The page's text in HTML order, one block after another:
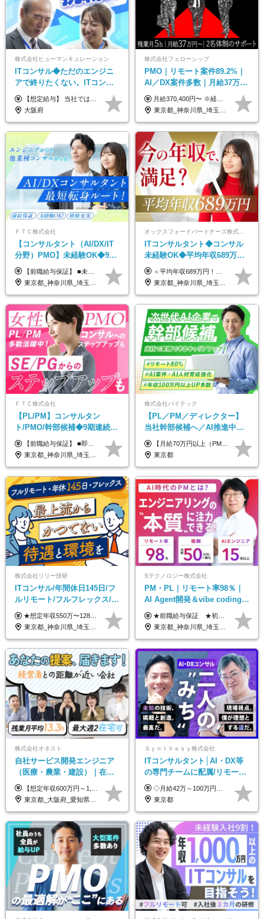
株式会社ヒューマンキュレーション
ITコンサル◆ただのエンジニ
アで終りたくない。ITコンサ
ル・PMに挑戦出来る！成長中
の次世代IT企業
【想定給与】 当社では、すべてのプロジェクトで受注単価を完全開示。 給与はその単価に連動し、還元率は80％以上を保証しています。 経験・スキル・貢献度に応じて報酬を正当に評価し、前職年収の保証も行っています。 ■正社員 月給35万円以上＋賞与年2回（みなし残業20h分含む） ◇試用期間は3ヶ月（期間中の待遇に変更なし） ◇みなし残業は案件先によって異なります。詳細は面談にてご説明致します。 ※経験・スキルを考慮し優遇 年収例： ・29歳女性／年収700万円（開発→上流転向） ・38歳男性／年収1,100万円（PMO・マネジメント） ・47歳男性／年収1,300万円（ITコンサル・高裁量案件）
大阪府
株式会社フェローシップ
PMO｜リモート案件89.2%｜
AI／DX案件多数｜月給37万円
～｜300万円の年収UP事例有
｜PMO経験不問
月給370,400円〜 ※経験やスキルを考慮し、決定いたします ※上記金額には固定残業代（30時間分/70,400円～）を含みます。超過分は別途全額支給いたします ※試用期間6カ月あり（期間中の給与・待遇に差異はありません） ★想定年収4,444,800円～ ★50万円～300万円の年収UP事例があります！
東京都_神奈川県_埼玉県_千葉県
ＦＴＣ株式会社
【コンサルタント（AI/DX/IT
分野）PMO】未経験OK◆9期
連続大幅増益！AI企業へ進化
中◆ポジション多数
【前職給与保証】 ■未経験者： 月給30万円～35万円 ■ローキャリア（経験目安1年程度）： 月給35万円～40万円 ■経験者（経験目安3年以上）： 月給40万円～60万円 ■即戦力（経験目安5年以上）： 月給45万円～80万円 ※上記金額には固定残業代30時間分 【未経験者5万5000円～7万3000円、 ローキャリア6万4000円～7万3000円、 経験者5万8000円～10万9000円、 即戦力8万2000円～14万5000円】を含みます。 ※30時間を超える場合は追加で全額支給します。 ※経験・能力・前職給与などを総合的に評価したうえでご納得いただけるよう個別決定。 未経験者の場合、前職給与とポテンシャルを査定のうえ決定いたします。 ※日本国内でのIT業界経験、または同等の実務経験と能力に応じて決定します。 ※前職給与は日本円かつ、日本国内での実績に基づき評価します。 【納得の評価システム】 ★クォーター毎に査定する評価制度導入！ 明確な評価基準で翌年度年収を上げましょう！ ★評価対象期間に在籍中のほとんどの社員が昇給し 年収アップを実現しています！ ★様々なインセンティブ制度を用意し多角的に正当評価しています！ ※試用期間6カ月（期間中の待遇等に差異なし）
東京都_神奈川県_埼玉県_千葉県
ITコンサルタント◆コンサル
未経験OK◆平均年収689万円
◆業界屈指の営業力でサポー
ト◆フルリモート可
＜平均年収689万円！！＞ ☆前給保証以上☆案件待機期間も給与保証あり☆ 月給40万円～150万円（固定残業代含む） ※経験や能力を考慮し決定します ※試用期間6ヶ月あり。条件や待遇に差異はありません ※上記には固定残業代（30時間分／7万6000円～）が含まれています。 ※超過分は時間外手当を別途支給。 【実際の給与例】 野原さん（35歳）※前職年収480万円 （Java／C#エンジニア ⇒ 業務系システム開発 ⇒ 要件定義・業務分析 ⇒ ITコンサル案件へ参画） ▼620万円（入社初年度） ・Web系業務システム開発（Java、C#） ・ 顧客折衝や開発チームとの調整 ・ 既存システムの改修・機能追加案件に従事 ▼780万円（入社2年目） ・ 金融機関向け業務系システムの要件定義・設計補助 ・ 開発チームと連携した業務分析・課題整理 ・小規模PMO支援案件への参画 ▼1,090万円（入社3年目） ・ 大手企業向けIT戦略・業務改革プロジェクトに参画 ・コンサルタントとして要件定義・業務改善提案・ベンダー調整を担当 ・ PMO／部分的PM業務も兼務し、上流工程での裁量を拡大
東京都_神奈川県_埼玉県_千葉県_大阪府_愛知県_北海道_青森県_岩手県_宮城県_秋田県_山形県_福島県_茨城県_栃木県_群馬県_新潟県_山梨県_長野県_富山県_石川県_福井県_静岡県_岐阜県_三重県_兵庫県_京都府_滋賀県_奈良県_和歌山県_広島県_岡山県_鳥取県_島根県_山口県_徳島県_香川県_愛媛県_高知県_福岡県_熊本県_佐賀県_長崎県_大分県_宮崎県_鹿児島県_沖縄県
ＦＴＣ株式会社
【PL/PM】コンサルタン
ト/PMO/幹部候補◆9期連続大
幅増益！10期目の成長＋安定
性【前給保証】
【前職給与保証】 ■即戦力（経験目安5年以上）： 月給45万円～80万円 ■経験者（経験目安3年以上）： 月給40万円～60万円 ■ローキャリア（経験目安1年程度）： 月給35万円～40万円 ■未経験者： 月給30万円～35万円 ※上記金額には固定残業代30時間分 【未経験者5万5000円～7万3000円、 ローキャリア6万4000円～7万3000円、 経験者5万8000円～10万9000円、 即戦力8万2000円～14万5000円】を含みます。 ※30時間を超える場合は追加で全額支給します。 ※経験・能力・前職給与などを総合的に評価したうえでご納得いただけるよう個別決定。 未経験者の場合、前職給与とポテンシャルを査定のうえ決定いたします。 ※日本国内でのIT業界経験、または同等の実務経験と能力に応じて決定します。 ※前職給与は日本円かつ、日本国内での実績に基づき評価します。 【納得の評価システム】 ★クォーター毎に査定する評価制度導入！ 明確な評価基準で翌年度年収を上げましょう！ ★評価対象期間に在籍中のほとんどの社員が昇給し 年収アップを実現しています！ ★様々なインセンティブ制度を用意し多角的に正当評価しています！ ※試用期間6カ月（期間中の待遇等に差異なし）
東京都_神奈川県_埼玉県_千葉県
株式会社バイテック
【PL／PM／ディレクター】
当社幹部候補へ／AI推進中！
目指せるAI人材／年収800万円
以上可／リモート80％
【月給70万円以上（PM）／想定年収840万円以上】 ★詳しくは下記をご参照ください！ ■SE/PL/テスト計画以降などの上流フェーズ 月給53万円以上 ※想定年収636万円以上 ■PM/ディレクター（管理職・幹部候補） 月給70万円以上 ※想定年収840万円以上 ※単価の変動により給与も随時更新（完全単価連動型） ※育成枠については個人の経験・能力を考慮し決定 ※超過勤務については別途残業手当を支給 【固定残業代について】 なし（残業代は、実際の労働時間に応じて別途全額支給）
東京都
株式会社リリー技研
ITコンサル/年間休日145日/フ
ルリモート/フルフレックス/残
業基本なし/全国からの応募
OK/特別休暇あり
★想定年収550万〜1289万円 ■契約社員 月給45.8万〜71.6万円 ★想定年収688万〜1611万円 ■正社員 月給57.3万〜89.5万円 ※給与は経験・スキルを考慮の上、決定します。 ※試用期間3ヶ月（その間の給与・待遇に差異はありません）期間は短縮の可能性あり ※残業代は別途全額支給します 【★評価について★】 弊社では、1〜7の7段階からなる等級制を導入しています。 【★昇給の仕組み★】 等級が1段階上がるごとに、基本給の25％に相当する額が昇給されます。 評価は年2回実施されるため、年に2回の昇給チャンスがあります。 頑張りが正当に評価される、透明性の高い制度です。
東京都_神奈川県_埼玉県_千葉県_大阪府_愛知県_北海道_青森県_岩手県_宮城県_秋田県_山形県_福島県_茨城県_栃木県_群馬県_新潟県_山梨県_長野県_富山県_石川県_福井県_静岡県_岐阜県_三重県_兵庫県_京都府_滋賀県_奈良県_和歌山県_広島県_岡山県_鳥取県_島根県_山口県_徳島県_香川県_愛媛県_高知県_福岡県_熊本県_佐賀県_長崎県_大分県_宮崎県_鹿児島県_沖縄県
Sテクノロジー株式会社
PM・PL｜リモート率98％｜
AI Agent開発＆vibe coding｜
AIエンジニアチームをリード
★前職給与保証 ★初年度年収700～800万円も可能 月給50万円～90万円＋賞与年2回＋各種手当 ◎スキルや経験などを考慮。前職から給与アップをお約束します！ ◎上記月給には固定残業代30時間分(95000円～)を含みます。超過した場合は追加支給します ◎試用期間は6ヵ月あり。その間の給与・待遇に差異はありません
東京都_神奈川県_埼玉県_千葉県_大阪府_愛知県_北海道_青森県_岩手県_宮城県_秋田県_山形県_福島県_茨城県_栃木県_群馬県_新潟県_山梨県_長野県_富山県_石川県_福井県_静岡県_岐阜県_三重県_兵庫県_京都府_滋賀県_奈良県_和歌山県_広島県_岡山県_鳥取県_島根県_山口県_徳島県_香川県_愛媛県_高知県_福岡県_熊本県_佐賀県_長崎県_大分県_宮崎県_鹿児島県_沖縄県
株式会社オネスト
自社サービス開発エンジニア
（医療・農業・建設）｜在宅
あり｜残業月平均13.3h｜年収
1000万可｜賞与年2回
【想定年収600万円～1,300万円】 ★賞与年2回＋勤務地手当＋残業手当（年平均残業時間にて算出）を含む ※基本給＋勤務地手当＋役職手当 ※勤務地手当：結婚の有無に関係なく、物価などの違いを考慮して全社員に支給されます 月給40万円～89万円 ＜各種手当＞ ■勤務地手当（東京2万円／月、大阪1万円／月、名古屋5000円／月） ■通勤手当（月額5万円まで） ■扶養手当（6,000円／扶養親族一人） ■役職手当（8,000円～15万円） ※残業代は1分単位で全額支給します ※経験やスキルを考慮し、当社規定により給与を決定します ※執行役員は年俸制となる場合があります
東京都_大阪府_愛知県_福岡県
Ｓｙｎｔｈｅｓｙ株式会社
ITコンサルタント│AI・DX等
の専門チームに配属/リモート
×フレックス/Big4と同水準の
給与・待遇
◇月給42万～100万円＋賞与年2回 └年収900～1600万円可能 ★☆年収例☆★ ◎37歳・元開発エンジニア └年収900万（2年後に年収150万UP実績） ◎40歳・元SierのPM └年収1400万（2年後に年収300万UP実績） ◎43歳・元コンサルタント └年収1600万（2年後に年収200万UP実績） ※経験・スキルを考慮し決定します ※試用期間3～6カ月あり（その間の待遇に差異はありません） 【固定残業代について】 なし（残業代は、実際の労働時間に応じて別途全額支給）
東京都